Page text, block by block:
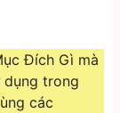
Đích Gì mà
dụng trong
các